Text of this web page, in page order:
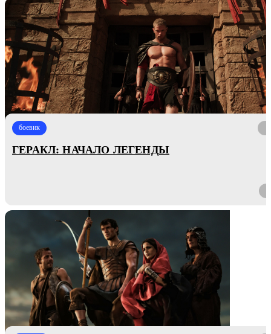
боевик
ГЕРАКЛ: НАЧАЛО ЛЕГЕНДЫ